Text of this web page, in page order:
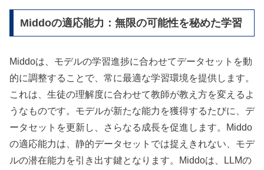
Middoの適応能力：無限の可能性を秘めた学習
Middoは、モデルの学習進捗に合わせてデータセットを動
的に調整することで、常に最適な学習環境を提供します。
これは、生徒の理解度に合わせて教師が教え方を変えるよ
うなものです。モデルが新たな能力を獲得するたびに、デ
ータセットを更新し、さらなる成長を促進します。Middo
の適応能力は、静的データセットでは捉えきれない、モデ
ルの潜在能力を引き出す鍵となります。Middoは、LLMの